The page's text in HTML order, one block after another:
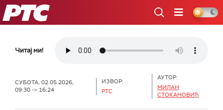
РТС
Читај ми!
СУБОТА, 02.05.2026,
09:30 -> 16:24
ИЗВОР:
РТС
АУТОР:
МИЛАН
СТОКАНОВИЋ